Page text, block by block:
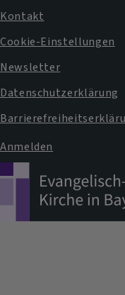
Kontakt
Cookie-Einstellungen
Newsletter
Datenschutzerklärung
Anmelden